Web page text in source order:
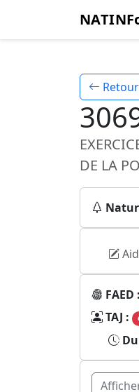
Retour
DE LA
FAED :
TAJ :